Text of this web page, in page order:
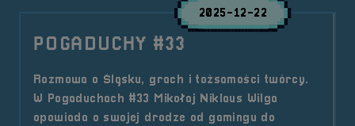
2025-12-22
POGADUCHY #33
Rozmowa o Śląsku, grach i tożsamości twórcy.
W Pogaduchach #33 Mikołaj Niklaus Wilga
opowiada o swojej drodze od gamingu do